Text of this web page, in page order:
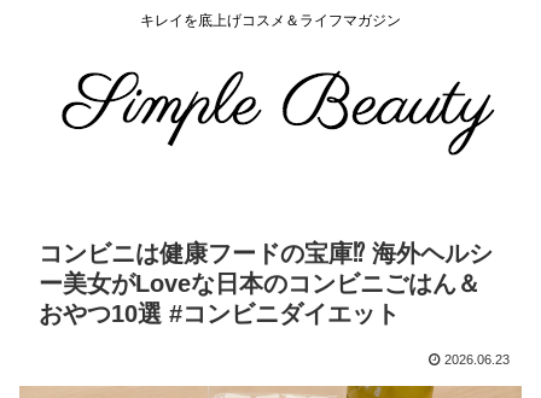
キレイを底上げコスメ＆ライフマガジン
コンビニは健康フードの宝庫⁉︎ 海外ヘルシ
ー美女がLoveな日本のコンビニごはん＆
おやつ10選 #コンビニダイエット
2026.06.23